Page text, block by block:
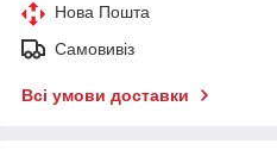
Нова Пошта
Самовивіз
Всі умови доставки